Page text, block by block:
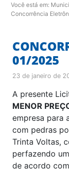
Você está em:
Concorrência
01/2025
23 de janeiro de
A presente
MENOR
empresa para
com pedras
Trinta Voltas,
perfazendo
de acordo